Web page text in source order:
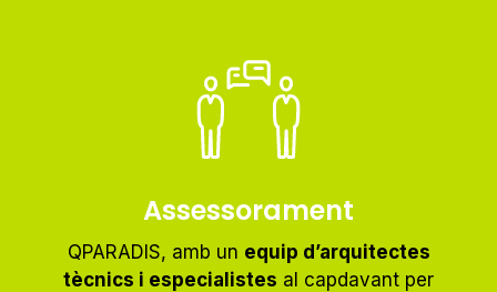
Assessorament
QPARADIS, amb un equip d’arquitectes
tècnics i especialistes al capdavant per